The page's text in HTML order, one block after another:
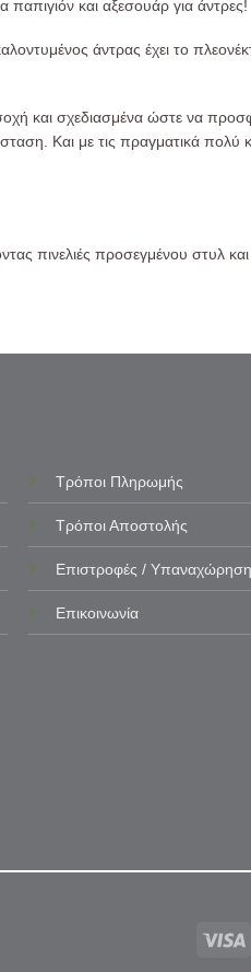
και αξεσουάρ για άντρες!
άντρας έχει το
και σχεδιασμένα ώστε να
Και με τις πραγματικά πολύ
πινελιές προσεγμένου στυλ
Τρόποι Πληρωμής
Τρόποι Αποστολής
Επιστροφές / Υπαναχώρηση
Επικοινωνία